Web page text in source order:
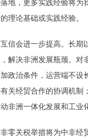
理论基础或实践经验。
会进一步提高。长期
解决非洲发展瓶颈。对
政治条件，运营端不设
关经贸合作的协调机制
非洲一体化发展和工业
关税举措将为中非经